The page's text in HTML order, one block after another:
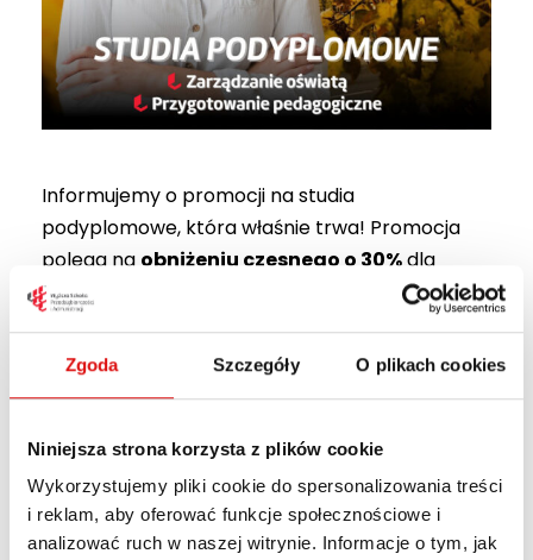
Zgoda Szczegóły O plikach cookies
Niniejsza strona korzysta z plików cookie
Wykorzystujemy pliki cookie do spersonalizowania treści
i reklam, aby oferować funkcje społecznościowe i
analizować ruch w naszej witrynie. Informacje o tym, jak
Informujemy o promocji na studia
podyplomowe, która właśnie trwa! Promocja
polega na obniżeniu czesnego o 30%dla
kandydatów aplikujących na kierunki:
Zniżka dotyczy kandydatów, którzy zostaną
zakwalifikowani na jeden z powyższych
kierunków w semestrze zimowym roku
akademickiego 2024/25,w dniach 14-20